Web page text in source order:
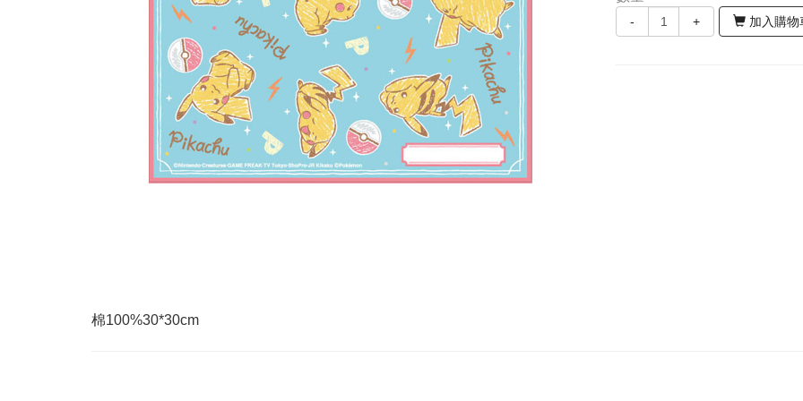
- + 加入購物
棉100%30*30cm